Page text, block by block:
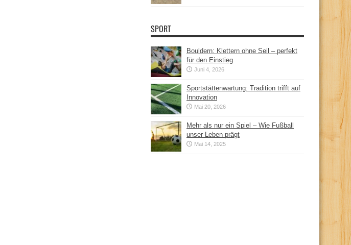
SPORT
Bouldern: Klettern ohne Seil – perfekt
für den Einstieg
Juni 4, 2026
Sportstättenwartung: Tradition trifft auf
Innovation
Mai 20, 2026
Mehr als nur ein Spiel – Wie Fußball
unser Leben prägt
Mai 14, 2025